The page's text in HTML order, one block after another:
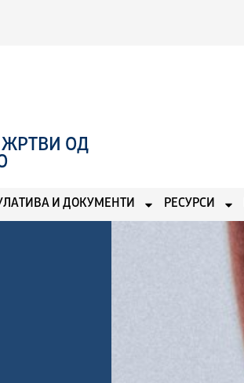
ЖРТВИ ОД
И ДОКУМЕНТИ РЕСУРСИ